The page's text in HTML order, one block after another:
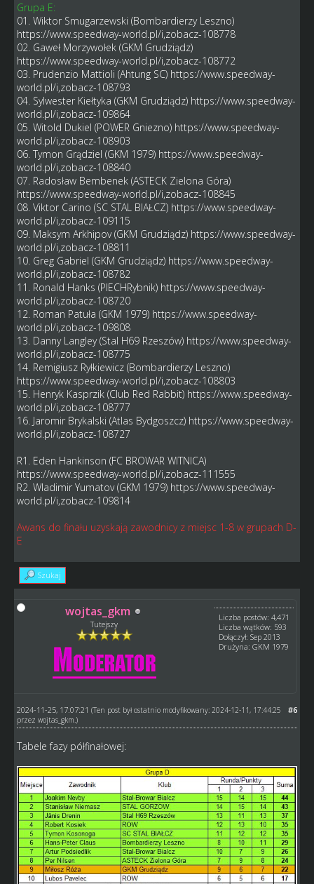
Grupa E:
01. Wiktor Smugarzewski (Bombardierzy Leszno)
https://www.speedway-world.pl/i,zobacz-108778
02. Gaweł Morzywołek (GKM Grudziądz)
https://www.speedway-world.pl/i,zobacz-108772
03. Prudenzio Mattioli (Ahtung SC) https://www.speedway-
world.pl/i,zobacz-108793
04. Sylwester Kiełtyka (GKM Grudziądz) https://www.speedway-
world.pl/i,zobacz-109864
05. Witold Dukiel (POWER Gniezno) https://www.speedway-
world.pl/i,zobacz-108903
06. Tymon Grądziel (GKM 1979) https://www.speedway-
world.pl/i,zobacz-108840
07. Radosław Bembenek (ASTECK Zielona Góra)
https://www.speedway-world.pl/i,zobacz-108845
08. Viktor Carino (SC STAL BIAŁCZ) https://www.speedway-
world.pl/i,zobacz-109115
09. Maksym Arkhipov (GKM Grudziądz) https://www.speedway-
world.pl/i,zobacz-108811
10. Greg Gabriel (GKM Grudziądz) https://www.speedway-
world.pl/i,zobacz-108782
11. Ronald Hanks (PIECHRybnik) https://www.speedway-
world.pl/i,zobacz-108720
12. Roman Patuła (GKM 1979) https://www.speedway-
world.pl/i,zobacz-109808
13. Danny Langley (Stal H69 Rzeszów) https://www.speedway-
world.pl/i,zobacz-108775
14. Remigiusz Ryłkiewicz (Bombardierzy Leszno)
https://www.speedway-world.pl/i,zobacz-108803
15. Henryk Kasprzik (Club Red Rabbit) https://www.speedway-
world.pl/i,zobacz-108777
16. Jaromir Brykalski (Atlas Bydgoszcz) https://www.speedway-
world.pl/i,zobacz-108727
R1. Eden Hankinson (FC BROWAR WITNICA)
https://www.speedway-world.pl/i,zobacz-111555
R2. Wladimir Yumatov (GKM 1979) https://www.speedway-
world.pl/i,zobacz-109814
Awans do finału uzyskają zawodnicy z miejsc 1-8 w grupach D-
E
Szukaj
wojtas_gkm
Tutejszy
Liczba postów: 4,471
Liczba wątków: 593
Dołączył: Sep 2013
Drużyna: GKM 1979
#6
2024-11-25, 17:07:21 (Ten post był ostatnio modyfikowany: 2024-12-11, 17:44:25
przez wojtas_gkm.)
Tabele fazy półfinałowej: